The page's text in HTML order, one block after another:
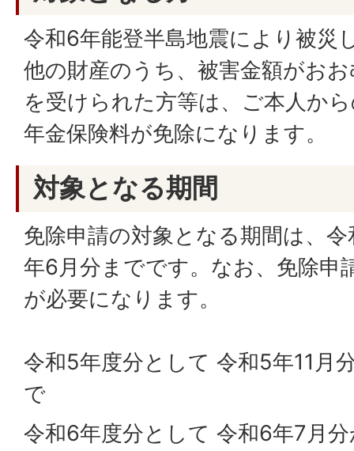
令和6年能登半島地震により被災
他の財産のうち、被害金額がお
を受けられた方等は、ご本人か
年金保険料が免除になります。
対象となる期間
免除申請の対象となる期間は、
年6月分までです。なお、免除申
が必要になります。
令和5年度分として 令和5年11月
で
令和6年度分として 令和6年7月